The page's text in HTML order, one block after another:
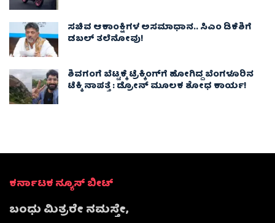
ಸಚಿವ ಆಕಾಂಕ್ಷಿಗಳ ಅಸಮಾಧಾನ.. ಸಿಎಂ ಡಿಕೆಶಿಗೆ
ಡಬಲ್ ತಲೆನೋವು!
ಶಿವಗಂಗೆ ಬೆಟ್ಟಕ್ಕೆ ಟ್ರೆಕ್ಕಿಂಗ್‌ಗೆ ಹೋಗಿದ್ದ ಬೆಂಗಳೂರಿನ
ಟೆಕ್ಕಿ ನಾಪತ್ತೆ : ಡ್ರೋನ್ ಮೂಲಕ ಶೋಧ ಕಾರ್ಯ!
ಕರ್ನಾಟಕ ನ್ಯೂಸ್ ಬೀಟ್
ಬಂಧು ಮಿತ್ರರೇ ನಮಸ್ತೇ,